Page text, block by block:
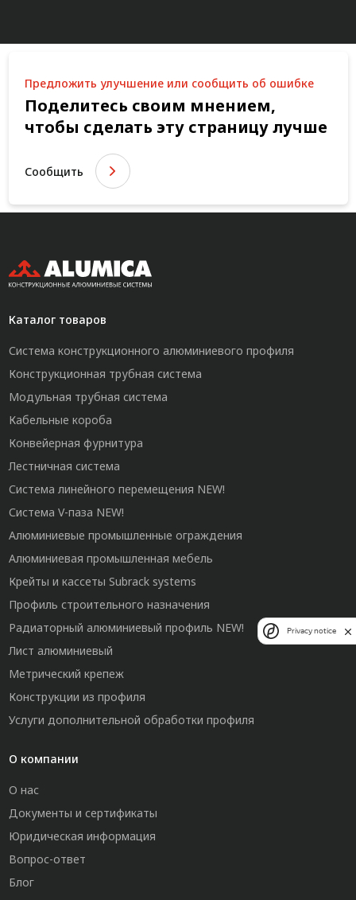
Предложить улучшение или сообщить об ошибке
Поделитесь своим мнением,
чтобы сделать эту страницу лучше
Сообщить
Каталог товаров
Система конструкционного алюминиевого профиля
Конструкционная трубная система
Модульная трубная система
Кабельные короба
Конвейерная фурнитура
Лестничная система
Система линейного перемещения NEW!
Система V-паза NEW!
Алюминиевые промышленные ограждения
Алюминиевая промышленная мебель
Крейты и кассеты Subrack systems
Профиль строительного назначения
Радиаторный алюминиевый профиль NEW!
Лист алюминиевый
Метрический крепеж
Конструкции из профиля
Услуги дополнительной обработки профиля
О компании
О нас
Документы и сертификаты
Юридическая информация
Вопрос-ответ
Блог
Privacy notice